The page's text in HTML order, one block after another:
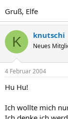
Gruß, Elfe
K knutschi
Neues
4 Februar 2004
Hu Hu!
Ich wollte mich